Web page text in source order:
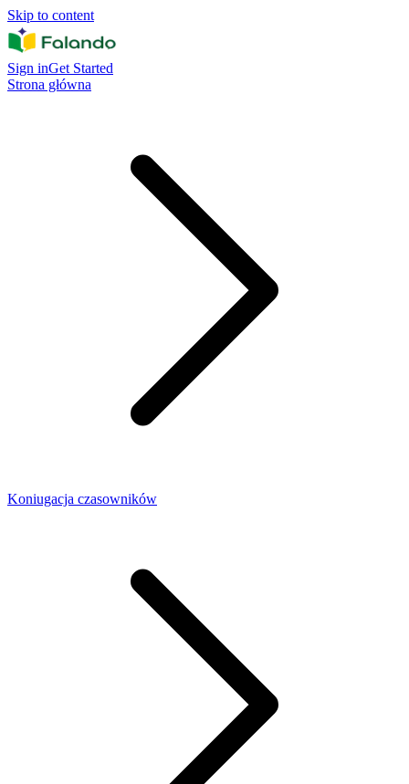
Skip to content
Sign inGet Started
Strona główna
Koniugacja czasowników